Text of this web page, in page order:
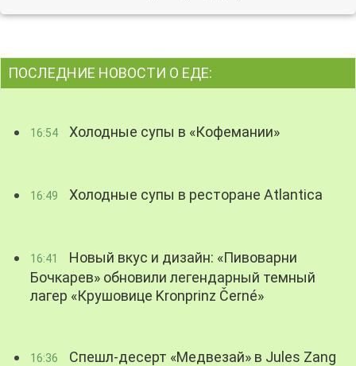
ПОСЛЕДНИЕ НОВОСТИ О ЕДЕ:
16:54 Холодные супы в «Кофемании»
16:49 Холодные супы в ресторане Atlantica
16:41
Новый вкус и дизайн: «Пивоварни
Бочкарев» обновили легендарный темный
лагер «Крушовице Kronprinz Černé»
16:36 Спешл-десерт «Медвезай» в Jules Zang